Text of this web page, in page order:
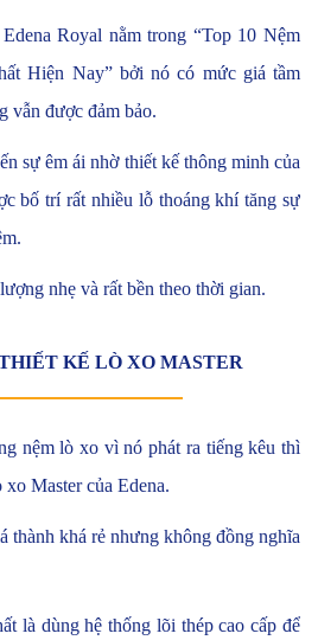
Royal nằm trong “Top 10 Nệm
Hiện Nay” bởi nó có mức giá tầm
vẫn được đảm bảo.
sự êm ái nhờ thiết kế thông minh của
bố trí rất nhiều lỗ thoáng khí tăng sự
nhẹ và rất bền theo thời gian.
KẾ LÒ XO MASTER
nệm lò xo vì nó phát ra tiếng kêu thì
Master của Edena.
thành khá rẻ nhưng không đồng nghĩa
là dùng hệ thống lõi thép cao cấp để